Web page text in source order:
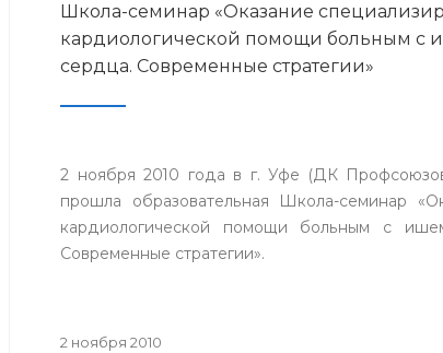
Школа-семинар «Оказание
кардиологической помощи больным с
сердца. Современные стратегии»
2 ноября 2010 года в г. Уфе (ДК
прошла образовательная Школа-семинар
кардиологической помощи больным с
Современные стратегии».
2 ноября 2010